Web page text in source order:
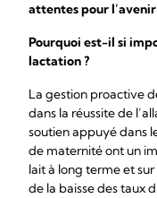
attentes pour
Pourquoi est-il si
lactation ?
La gestion proactive
dans la réussite de
soutien appuyé dans
de maternité ont un
lait à long terme et
de la baisse des taux